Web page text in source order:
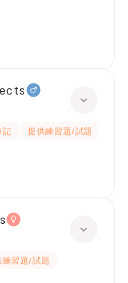
記 提供練習題/試題
練習題/試題